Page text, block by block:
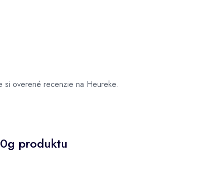
si overené recenzie na Heureke.
produktu